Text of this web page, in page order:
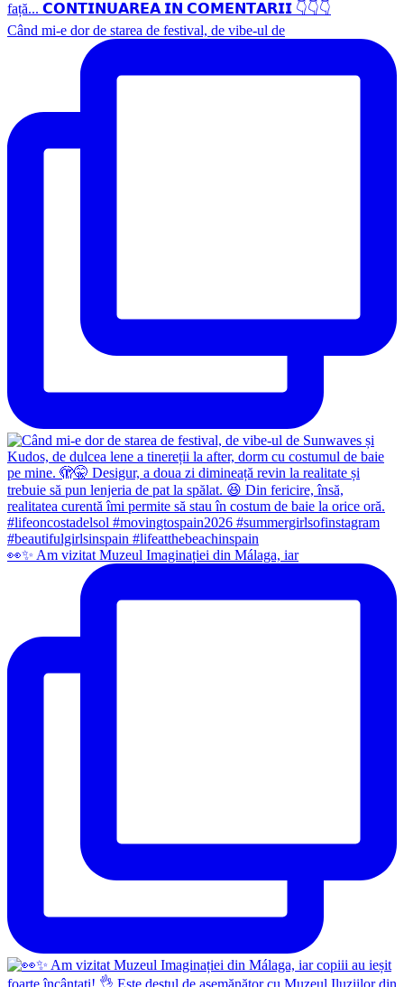
Când mi-e dor de starea de festival, de vibe-ul de
👀✨️ Am vizitat Muzeul Imaginației din Málaga, iar